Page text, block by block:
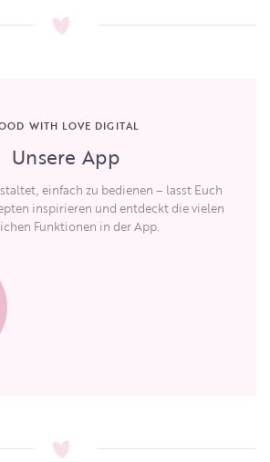
WITH LOVE DIGITAL
Unsere App
einfach zu bedienen – lasst Euch
inspirieren und entdeckt die vielen
Funktionen in der App.